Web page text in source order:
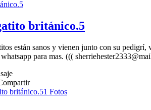
británico.5
están sanos y vienen junto con su
para mas. (((
1 Fotos